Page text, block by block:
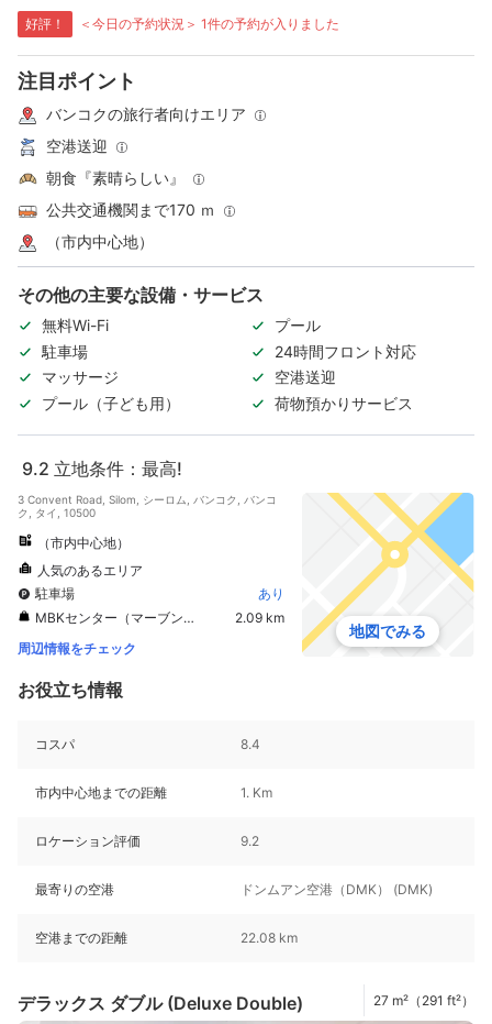
好評！ ＜今日の予約状況＞ 1件の予約が入りました
注目ポイント
バンコクの旅行者向けエリア
空港送迎
朝食『素晴らしい』
公共交通機関まで170 ｍ
（市内中心地）
その他の主要な設備・サービス
無料Wi-Fi
プール
駐車場
24時間フロント対応
マッサージ
空港送迎
プール（子ども用）
荷物預かりサービス
9.2 立地条件：最高!
3 Convent Road, Silom, シーロム, バンコク, バンコ
ク, タイ, 10500
（市内中心地）
人気のあるエリア
駐車場
あり
MBKセンター（マーブンクロンセンター）
2.09 km
周辺情報をチェック
地図でみる
お役立ち情報
コスパ 8.4
市内中心地までの距離 1. Km
ロケーション評価 9.2
最寄りの空港 ドンムアン空港（DMK） (DMK)
空港までの距離 22.08 km
デラックス ダブル (Deluxe Double) 27 m²（291 ft²）